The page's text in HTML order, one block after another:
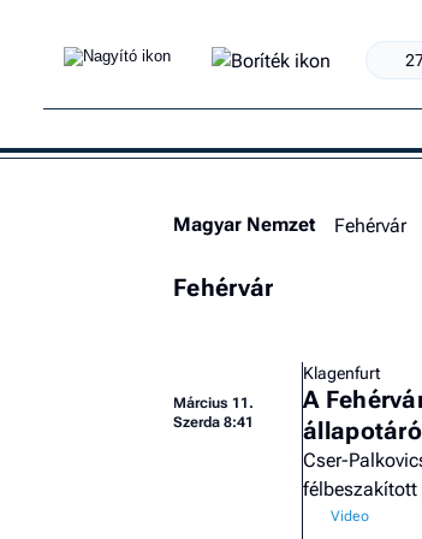
Magyar Nemzet Fehérvár
Fehérvár
Március 11.
Szerda 8:41
Klagenfurt
A
Cser-
félbeszakított